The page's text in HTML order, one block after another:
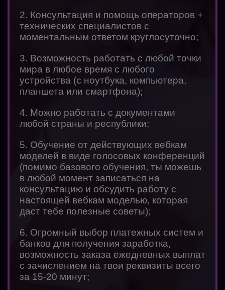
2. Консультация и помощь операторов +
технических специалистов с
моментальным ответом круглосуточно;
3. Возможность работать с любой точки
мира в любое время с любого
устройства (с ноутбука, компьютера,
планшета или смартфона);
4. Можно работать с документами
любой страны и республики;
5. Обучение от действующих вебкам
моделей в виде голосовых конференций
(помимо базового обучения, ты можешь
в любой момент записаться на
консультацию и обсудить работу с
настоящей вебкам моделью, которая
даст тебе полезные советы);
6. Огромный выбор платежных систем и
банков для получения заработка,
возможность заказа ежедневных выплат
с зачислением на твои реквизиты всего
за 15-20 минут;